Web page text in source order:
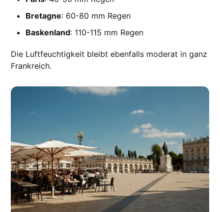
Bretagne: 60-80 mm Regen
Baskenland: 110-115 mm Regen
Die Luftfeuchtigkeit bleibt ebenfalls moderat in ganz
Frankreich.